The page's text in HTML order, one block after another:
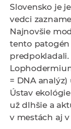
Slovensko je
vedci
Najnovšie
tento patogén
= DNA
Ústav
už dlhšie a
v mestách aj v